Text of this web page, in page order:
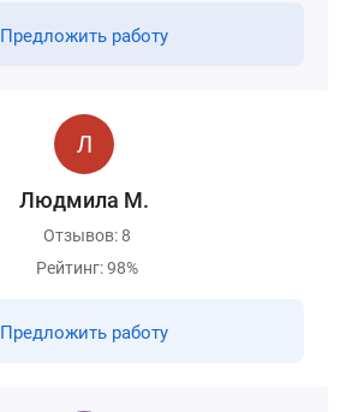
Предложить работу
Людмила М.
Отзывов: 8
Рейтинг: 98%
Предложить работу